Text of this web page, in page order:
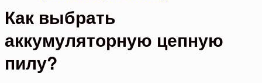
Как выбрать
аккумуляторную цепную
пилу?